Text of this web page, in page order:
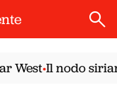
•Il nodo siriano. Il